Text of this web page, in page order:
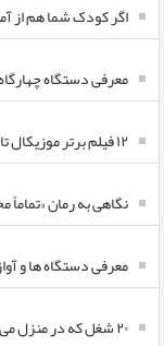
اگر کودک شما هم از
معرفی دستگاه
۱۲ فیلم برتر موزیکال تاریخ سینما !
نگاهی به رمان
معرفی دستگاه ها و
۲۰ شغل که در منزل می‌توانید انجام دهید